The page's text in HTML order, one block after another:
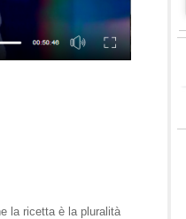
la ricetta è la pluralità